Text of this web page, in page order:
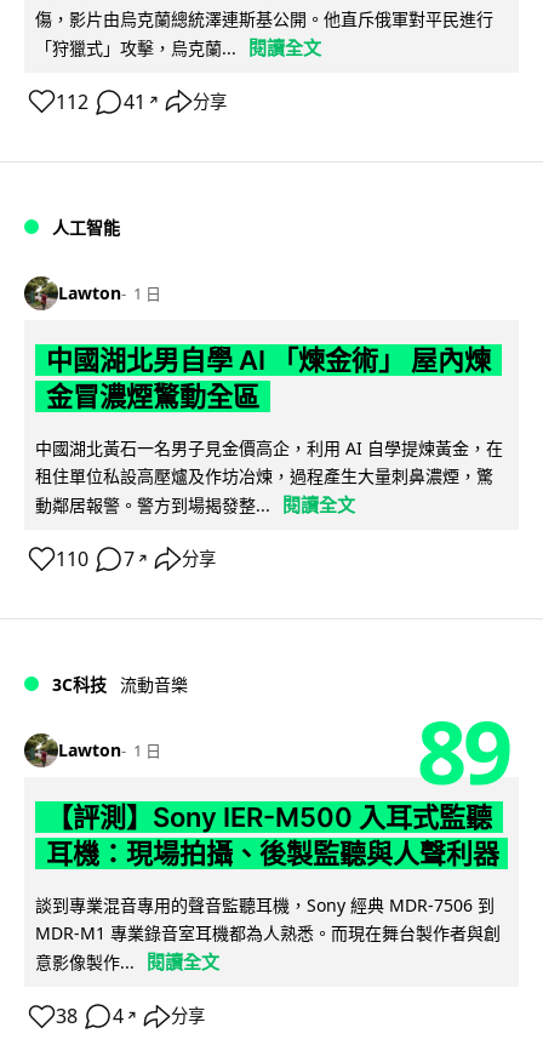
傷，影片由烏克蘭總統澤連斯基公開。他直斥俄軍對平民進行
「狩獵式」攻擊，烏克蘭...
閱讀全文
112 41 ↗ 分享
人工智能
Lawton 1 日
中國湖北男自學 AI 「煉金術」 屋內煉
金冒濃煙驚動全區
中國湖北黃石一名男子見金價高企，利用 AI 自學提煉黃金，在
租住單位私設高壓爐及作坊冶煉，過程產生大量刺鼻濃煙，驚
動鄰居報警。警方到場揭發整...
閱讀全文
110 7 ↗ 分享
3C科技 流動音樂
Lawton 1 日 89
【評測】Sony IER-M500 入耳式監聽
耳機：現場拍攝、後製監聽與人聲利器
談到專業混音專用的聲音監聽耳機，Sony 經典 MDR-7506 到
MDR-M1 專業錄音室耳機都為人熟悉。而現在舞台製作者與創
意影像製作...
閱讀全文
38 4 ↗ 分享